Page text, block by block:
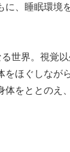
、睡眠環境
世界。視覚
をほぐしなが
をととのえ